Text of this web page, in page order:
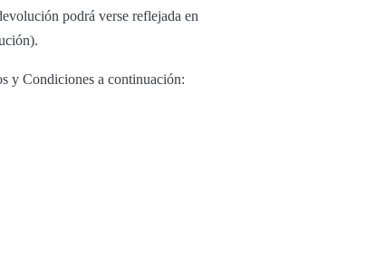
podrá verse reflejada en
y Condiciones a continuación: